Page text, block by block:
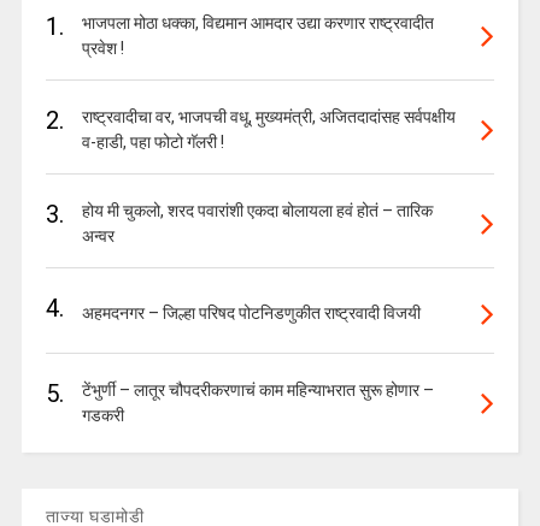
1.
भाजपला मोठा धक्का, विद्यमान आमदार उद्या करणार राष्ट्रवादीत
प्रवेश !
2.
राष्ट्रवादीचा वर, भाजपची वधू, मुख्यमंत्री, अजितदादांसह सर्वपक्षीय
व-हाडी, पहा फोटो गॅलरी !
3.
होय मी चुकलो, शरद पवारांशी एकदा बोलायला हवं होतं – तारिक
अन्वर
4. अहमदनगर – जिल्हा परिषद पोटनिडणुकीत राष्ट्रवादी विजयी
5.
टेंभुर्णी – लातूर चौपदरीकरणाचं काम महिन्याभरात सुरू होणार –
गडकरी
ताज्या घडामोडी